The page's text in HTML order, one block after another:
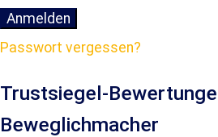
Passwort vergessen?
Trustsiegel-
Beweglichmacher